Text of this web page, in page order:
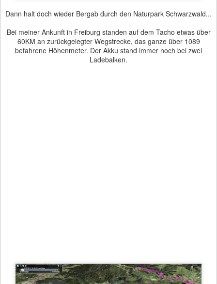
Dann halt doch wieder Bergab durch den Naturpark Schwarzwald...
Bei meiner Ankunft in Freiburg standen auf dem Tacho etwas über
60KM an zurückgelegter Wegstrecke, das ganze über 1089
befahrene Höhenmeter. Der Akku stand immer noch bei zwei
Ladebalken.